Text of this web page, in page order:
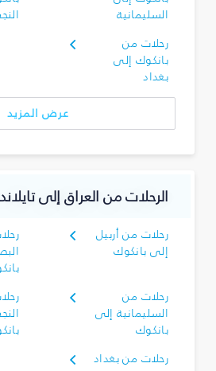
السليمانية‎
رحلات من
بانكوك إلى
بغداد
عرض المزيد
الرحلات من العراق إلى تايلاند
رحلات من أربيل
إلى بانكوك
رحلات من
السليمانية‎ إلى
بانكوك
رحلات من بغداد